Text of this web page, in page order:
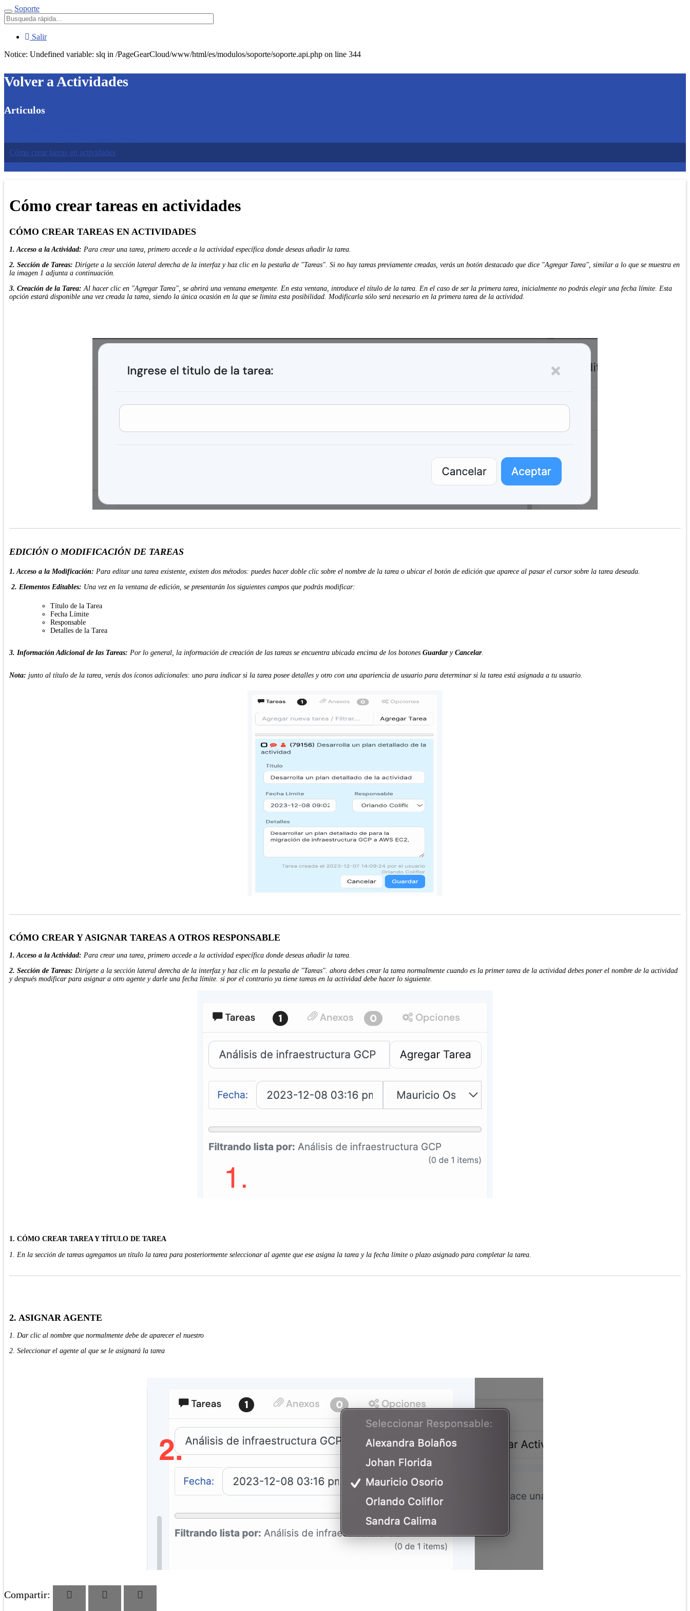
Menú
Soporte
Salir
Notice: Undefined variable: slq in /PageGearCloud/www/html/es/modulos/soporte/soporte.api.php on line 344
Volver a Actividades
Articulos
Cómo crear tareas en actividades
Cómo crear tareas en actividades
CÓMO CREAR TAREAS EN ACTIVIDADES
1. Acceso a la Actividad: Para crear una tarea, primero accede a la actividad específica donde deseas añadir la tarea.
2. Sección de Tareas: Dirígete a la sección lateral derecha de la interfaz y haz clic en la pestaña de "Tareas". Si no hay tareas previamente creadas, verás un botón destacado que dice "Agregar Tarea", similar a lo que se muestra en
la imagen 1 adjunta a continuación.
3. Creación de la Tarea: Al hacer clic en "Agregar Tarea", se abrirá una ventana emergente. En esta ventana, introduce el título de la tarea. En el caso de ser la primera tarea, inicialmente no podrás elegir una fecha límite. Esta
opción estará disponible una vez creada la tarea, siendo la única ocasión en la que se limita esta posibilidad. Modificarla sólo será necesario en la primera tarea de la actividad.
EDICIÓN O MODIFICACIÓN DE TAREAS
1. Acceso a la Modificación: Para editar una tarea existente, existen dos métodos: puedes hacer doble clic sobre el nombre de la tarea o ubicar el botón de edición que aparece al pasar el cursor sobre la tarea deseada.
2. Elementos Editables: Una vez en la ventana de edición, se presentarán los siguientes campos que podrás modificar:
Título de la Tarea
Fecha Límite
Responsable
Detalles de la Tarea
3. Información Adicional de las Tareas: Por lo general, la información de creación de las tareas se encuentra ubicada encima de los botones Guardary Cancelar.
Nota: junto al título de la tarea, verás dos íconos adicionales: uno para indicar si la tarea posee detalles y otro con una apariencia de usuario para determinar si la tarea está asignada a tu usuario.
CÓMO CREAR Y ASIGNAR TAREAS A OTROS RESPONSABLE
1. Acceso a la Actividad: Para crear una tarea, primero accede a la actividad específica donde deseas añadir la tarea.
2. Sección de Tareas: Dirígete a la sección lateral derecha de la interfaz y haz clic en la pestaña de "Tareas". ahora debes crear la tarea normalmente cuando es la primer tarea de la actividad debes poner el nombre de la actividad
y después modificar para asignar a otro agente y darle una fecha límite. si por el contrario ya tiene tareas en la actividad debe hacer lo siguiente.
1. CÓMO CREAR TAREA Y TÍTULO DE TAREA
1. En la sección de tareas agregamos un título la tarea para posteriormente seleccionar al agente que ese asigna la tarea y la fecha límite o plazo asignado para completar la tarea.
2. ASIGNAR AGENTE
1. Dar clic al nombre que normalmente debe de aparecer el nuestro
2. Seleccionar el agente al que se le asignará la tarea
Compartir: